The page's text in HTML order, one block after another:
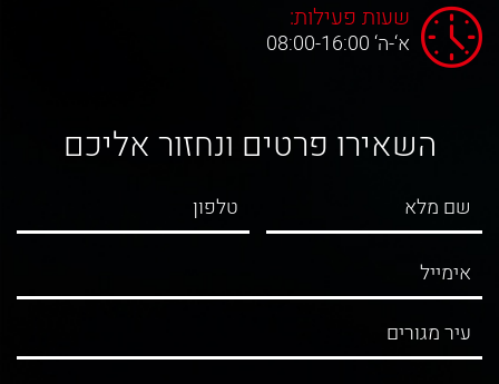
שעות פעילות:
א‘-ה‘ 08:00-16:00
השאירו פרטים ונחזור אליכם